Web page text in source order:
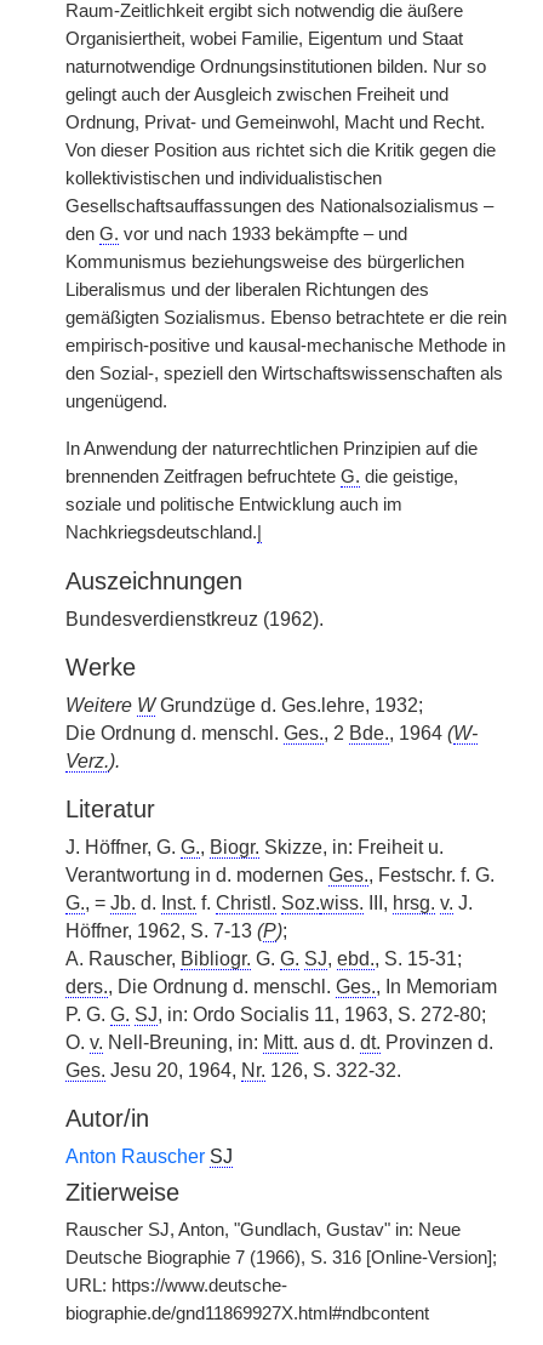
Raum-Zeitlichkeit ergibt sich notwendig die äußere
Organisiertheit, wobei Familie, Eigentum und Staat
naturnotwendige Ordnungsinstitutionen bilden. Nur so
gelingt auch der Ausgleich zwischen Freiheit und
Ordnung, Privat- und Gemeinwohl, Macht und Recht.
Von dieser Position aus richtet sich die Kritik gegen die
kollektivistischen und individualistischen
Gesellschaftsauffassungen des Nationalsozialismus –
den G. vor und nach 1933 bekämpfte – und
Kommunismus beziehungsweise des bürgerlichen
Liberalismus und der liberalen Richtungen des
gemäßigten Sozialismus. Ebenso betrachtete er die rein
empirisch-positive und kausal-mechanische Methode in
den Sozial-, speziell den Wirtschaftswissenschaften als
ungenügend.
In Anwendung der naturrechtlichen Prinzipien auf die
brennenden Zeitfragen befruchtete G. die geistige,
soziale und politische Entwicklung auch im
Nachkriegsdeutschland.
Auszeichnungen
Bundesverdienstkreuz (1962).
Werke
Weitere WGrundzüge d. Ges.lehre, 1932;
Die Ordnung d. menschl. Ges., 2 Bde., 1964 (W-
Verz.).
Literatur
J. Höffner, G. G., Biogr. Skizze, in: Freiheit u.
Verantwortung in d. modernen Ges., Festschr. f. G.
G., = Jb. d. Inst. f. Christl. Soz.wiss. III, hrsg. v. J.
Höffner, 1962, S. 7-13 (P);
A. Rauscher, Bibliogr. G. G. SJ, ebd., S. 15-31;
ders., Die Ordnung d. menschl. Ges., In Memoriam
P. G. G. SJ, in: Ordo Socialis 11, 1963, S. 272-80;
O. v. Nell-Breuning, in: Mitt. aus d. dt. Provinzen d.
Ges. Jesu 20, 1964, Nr. 126, S. 322-32.
Autor/in
Anton Rauscher SJ
Zitierweise
Rauscher SJ, Anton, "Gundlach, Gustav" in: Neue
Deutsche Biographie 7 (1966), S. 316 [Online-Version];
URL: https://www.deutsche-
biographie.de/gnd11869927X.html#ndbcontent